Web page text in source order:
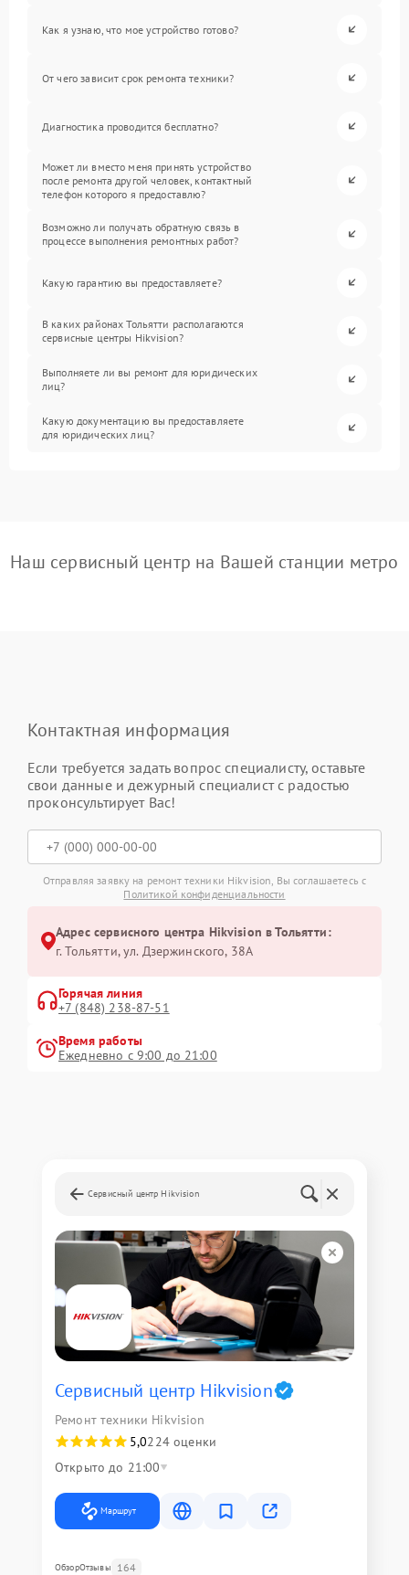
Как я узнаю, что мое устройство готово?
От чего зависит срок ремонта техники?
Диагностика проводится бесплатно?
Может ли вместо меня принять устройство
после ремонта другой человек, контактный
телефон которого я предоставлю?
Возможно ли получать обратную связь в
процессе выполнения ремонтных работ?
Какую гарантию вы предоставляете?
В каких районах Тольятти располагаются
сервисные центры Hikvision?
Выполняете ли вы ремонт для юридических
лиц?
Какую документацию вы предоставляете
для юридических лиц?
Наш сервисный центр на Вашей станции метро
Контактная информация
Если требуется задать вопрос специалисту, оставьте
свои данные и дежурный специалист с радостью
проконсультирует Вас!
Отправляя заявку на ремонт техники Hikvision, Вы соглашаетесь с
Политикой конфиденциальности
Адрес сервисного центра Hikvision в Тольятти:
г. Тольятти, ул. Дзержинского, 38А
Горячая линия
+7 (848) 238-87-51
Время работы
Ежедневно с 9:00 до 21:00
Сервисный центр Hikvision
Сервисный центр Hikvision
Ремонт техники Hikvision
5,0224 оценки
Открыто до 21:00
Маршрут
ОбзорОтзывы 164